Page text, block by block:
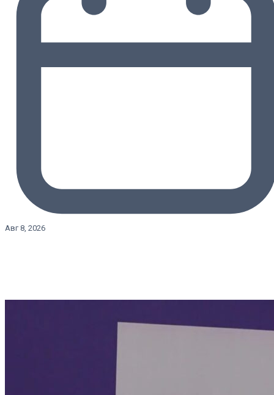
Авг 8, 2026